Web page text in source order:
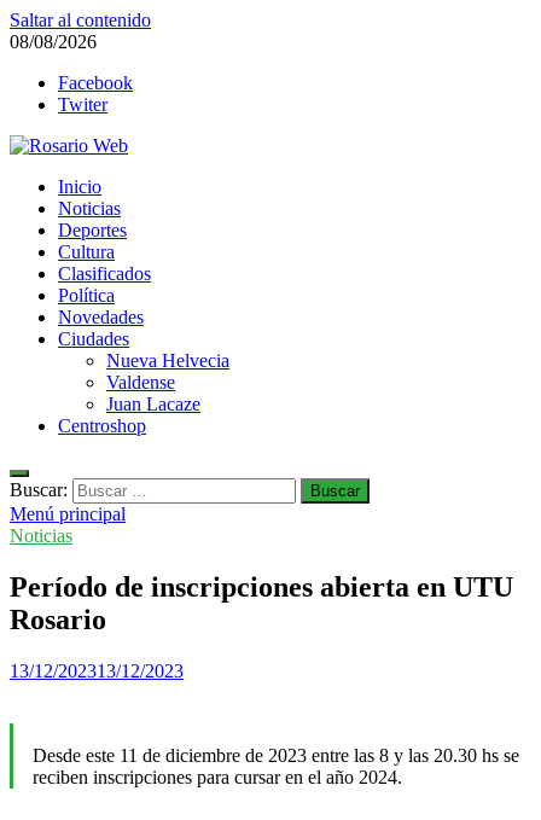
Saltar al contenido
08/08/2026
Facebook
Twiter
Rosario Web
Todas la noticias de Rosario y la zona
Inicio
Noticias
Deportes
Cultura
Clasificados
Política
Novedades
Ciudades
Nueva Helvecia
Valdense
Juan Lacaze
Centroshop
Buscar:
Menú principal
Noticias
Período de inscripciones abierta en UTU
Rosario
13/12/202313/12/2023
Desde este 11 de diciembre de 2023 entre las 8 y las 20.30 hs se
reciben inscripciones para cursar en el año 2024.